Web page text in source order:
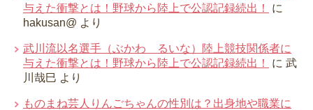
与えた衝撃とは！野球から陸上で公認記録続出！
に
hakusan@ より
武川流以名選手（ぶかわ るいな）陸上競技関係者に
与えた衝撃とは！野球から陸上で公認記録続出！
に 武
川哉巳 より
ものまね芸人りんごちゃんの性別は？出身地や職業に